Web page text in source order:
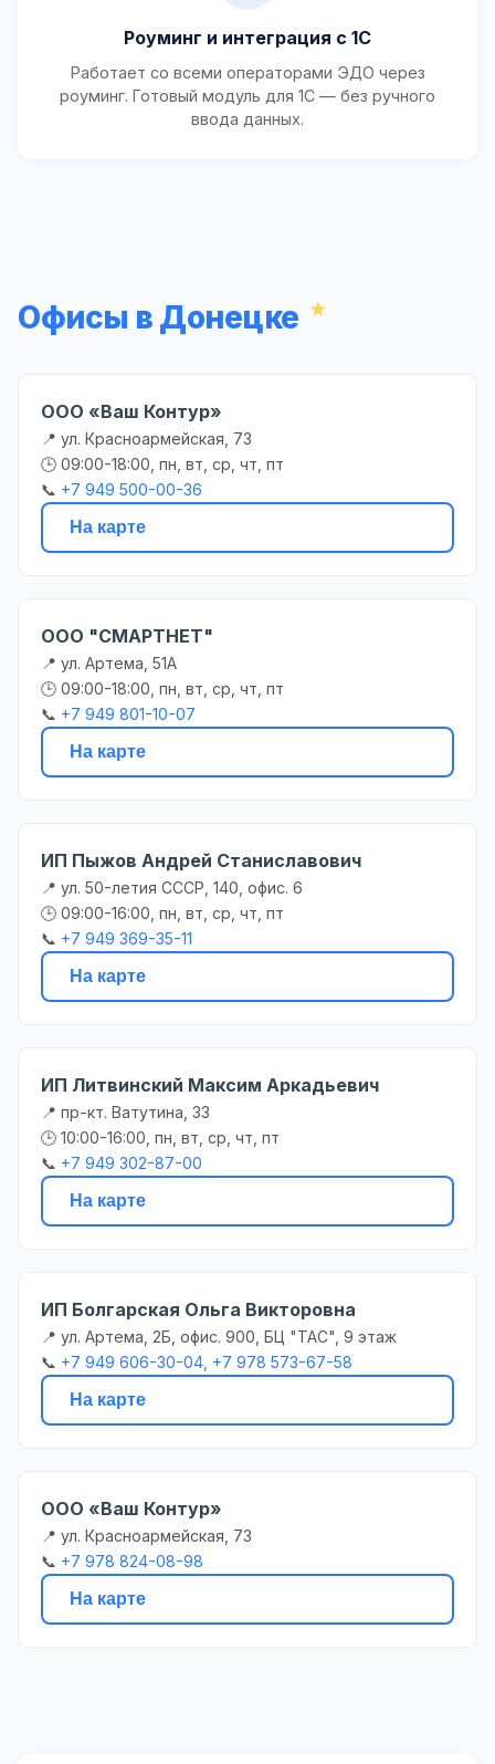
Роуминг и интеграция с 1С
Работает со всеми операторами ЭДО через
роуминг. Готовый модуль для 1С — без ручного
ввода данных.
Офисы в Донецке
ООО «Ваш Контур»
📍 ул. Красноармейская, 73
🕒 09:00-18:00, пн, вт, ср, чт, пт
📞 +7 949 500-00-36
На карте
ООО "СМАРТНЕТ"
📍 ул. Артема, 51А
🕒 09:00-18:00, пн, вт, ср, чт, пт
📞 +7 949 801-10-07
На карте
ИП Пыжов Андрей Станиславович
📍 ул. 50-летия СССР, 140, офис. 6
🕒 09:00-16:00, пн, вт, ср, чт, пт
📞 +7 949 369-35-11
На карте
ИП Литвинский Максим Аркадьевич
📍 пр-кт. Ватутина, 33
🕒 10:00-16:00, пн, вт, ср, чт, пт
📞 +7 949 302-87-00
На карте
ИП Болгарская Ольга Викторовна
📍 ул. Артема, 2Б, офис. 900, БЦ "ТАС", 9 этаж
📞 +7 949 606-30-04, +7 978 573-67-58
На карте
ООО «Ваш Контур»
📍 ул. Красноармейская, 73
📞 +7 978 824-08-98
На карте